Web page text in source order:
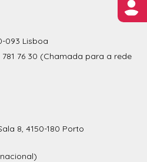
093 Lisboa
781 76 30 (Chamada para a rede
8, 4150-180 Porto